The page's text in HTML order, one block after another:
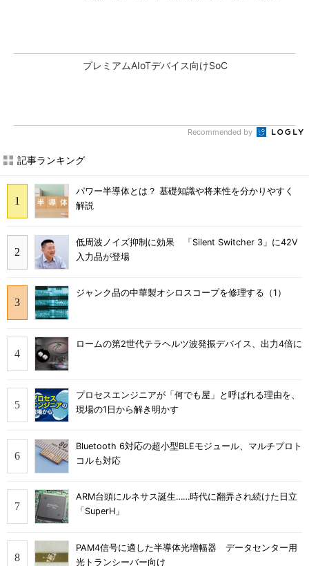
プレミアムAIoTデバイス向けSoC
Recommended by
記事ランキング
パワー半導体とは？ 基礎知識や将来性を分かりやすく
解説
低周波ノイズ抑制に効果 「Silent Switcher 3」に42V
入力品が登場
ジャンク品の中華製オシロスコープを修理する（1）
ロームの第2世代テラヘルツ波発振デバイス、出力4倍に
プロセスエンジニアが「何でも屋」と呼ばれる理由を、
現場の1日から解き明かす
Bluetooth 6対応の超小型BLEモジュール、マルチプロト
コルも対応
ARM台頭にルネサス誕生……時代に翻弄され続けた日立
「SuperH」
PAM4信号に適した半導体光増幅器 データセンター用
光トランシーバー向け